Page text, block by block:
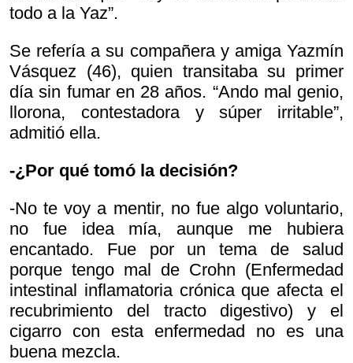
todo a la Yaz”.
Se refería a su compañera y amiga Yazmín
Vásquez (46), quien transitaba su primer
día sin fumar en 28 años. “Ando mal genio,
llorona, contestadora y súper irritable”,
admitió ella.
-¿Por qué tomó la decisión?
-No te voy a mentir, no fue algo voluntario,
no fue idea mía, aunque me hubiera
encantado. Fue por un tema de salud
porque tengo mal de Crohn (Enfermedad
intestinal inflamatoria crónica que afecta el
recubrimiento del tracto digestivo) y el
cigarro con esta enfermedad no es una
buena mezcla.